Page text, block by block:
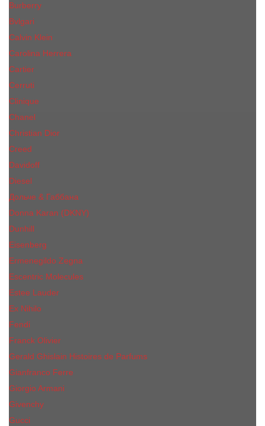
Burberry
Bvlgari
Calvin Klein
Carolina Herrera
Cartier
Cerruti
Сliniquе
Chanel
Christian Dior
Creed
Davidoff
Diesel
Дольче & Габбана
Donna Karan (DKNY)
Dunhill
Eisenberg
Ermenegildo Zegna
Escentric Molecules
Еsteе Lаudеr
Ex Nihilo
Fendi
Franck Olivier
Gerald Ghislain Histoires de Parfums
Gianfranco Ferre
Giorgio Armani
Givenchy
Gucci